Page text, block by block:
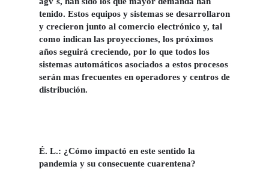
tenido. Estos equipos y sistemas se desarrollaron
y crecieron junto al comercio electrónico y, tal
como indican las proyecciones, los próximos
años seguirá creciendo, por lo que todos los
sistemas automáticos asociados a estos procesos
serán mas frecuentes en operadores y centros de
distribución.
É. L.: ¿Cómo impactó en este sentido la
pandemia y su consecuente cuarentena?